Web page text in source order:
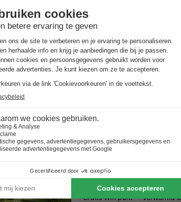
Gratis Wifi punt Verwarmd
Watersportparadijs aan het
Directe ligging aan het
Verwarmd binnenzwembad
RCN Vakantiepark het
(21,7 km van
8.1 Zeer goed
Gratis Wifi punt Verwarmd
Trustpilot beoordelingen
Al 10.064+ reizigers gingen je voor! — „Al vakantie bij